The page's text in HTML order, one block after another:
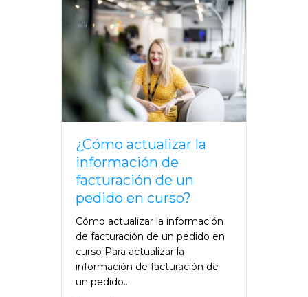
¿Cómo actualizar la
información de
facturación de un
pedido en curso?
Cómo actualizar la información
de facturación de un pedido en
curso Para actualizar la
información de facturación de
un pedido...